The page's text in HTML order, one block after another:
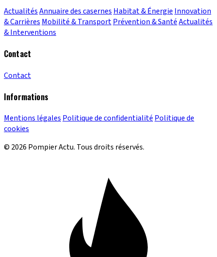
ActualitésAnnuaire des casernes Habitat & Énergie Innovation
& Carrières Mobilité & TransportPrévention & SantéActualités
& Interventions
Contact
Contact
Informations
Mentions légales Politique de confidentialité Politique de
cookies
© 2026 Pompier Actu. Tous droits réservés.